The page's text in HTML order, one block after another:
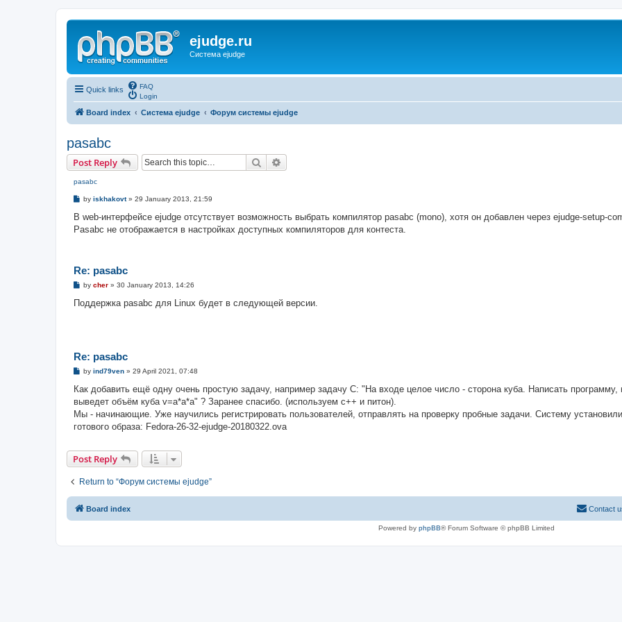
ejudge.ru
Система ejudge
Quick links
FAQ
Login
Board index Система ejudge Форум системы ejudge
pasabc
Post Reply Search
pasabc
P
s
by iskhakovt» 29 January 2013, 21:59
В web-интерфейсе ejudge отсутствует возможность выбрать компилятор pasabc (mono), хотя он добавлен через ejudge-setup-
Pasabc не отображается в настройках доступных компиляторов для контеста.
Re: pasabc
P
s
by cher » 30 January 2013, 14:26
Поддержка pasabc для Linux будет в следующей версии.
Re: pasabc
P
s
by ind79ven » 29 April 2021, 07:48
Как добавить ещё одну очень простую задачу, например задачу C: "На входе целое число - сторона куба. Написать программу,
выведет объём куба v=a*a*a" ? Заранее спасибо. (используем с++ и питон).
Мы - начинающие. Уже научились регистрировать пользователей, отправлять на проверку пробные задачи. Систему
готового образа: Fedora-26-32-ejudge-20180322.ova
Post Reply
Return to “Форум системы ejudge”
Board index Contact
Powered by phpBB® Forum Software © phpBB Limited